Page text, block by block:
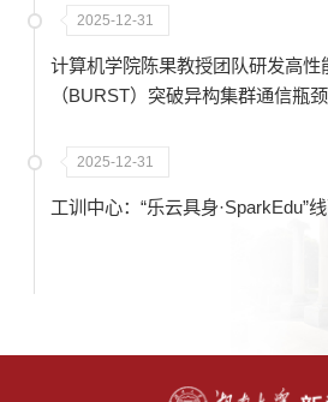
2025-12-31
计算机学院陈果教授团队研发高
（BURST）突破异构集群通信瓶颈
2025-12-31
工训中心：“乐云具身·SparkEdu”